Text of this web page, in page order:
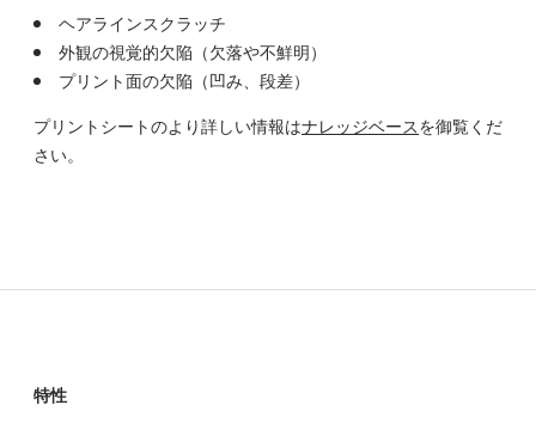
ヘアラインスクラッチ
外観の視覚的欠陥（欠落や不鮮明）
プリント面の欠陥（凹み、段差）
プリントシートのより詳しい情報はナレッジベースを御覧くだ
さい。
特性